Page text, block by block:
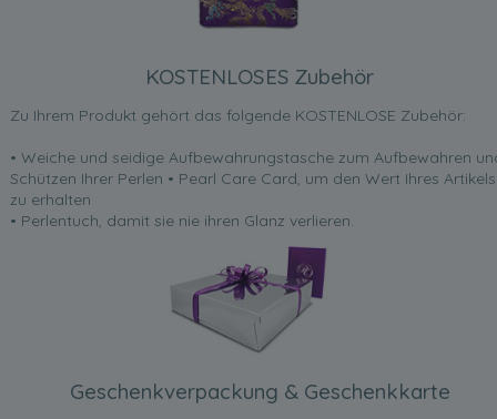
KOSTENLOSES Zubehör
Zu Ihrem Produkt gehört das folgende KOSTENLOSE Zubehör:
• Weiche und seidige Aufbewahrungstasche zum Aufbewahren
Schützen Ihrer Perlen • Pearl Care Card, um den Wert Ihres Artikels
zu erhalten
• Perlentuch, damit sie nie ihren Glanz verlieren.
Geschenkverpackung & Geschenkkarte